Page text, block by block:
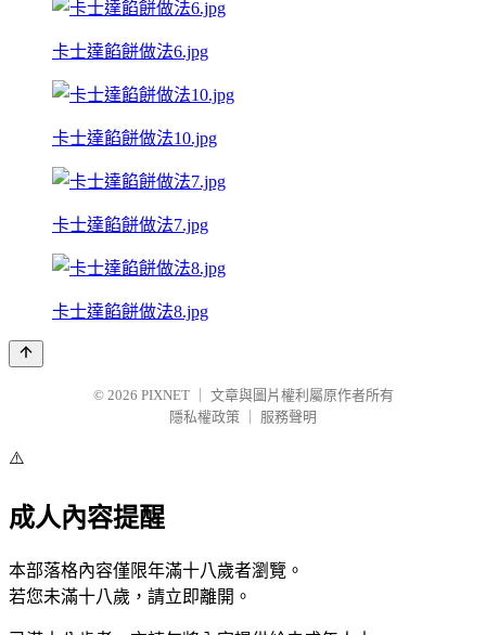
卡士達餡餅做法6.jpg
卡士達餡餅做法10.jpg
卡士達餡餅做法7.jpg
卡士達餡餅做法8.jpg
© 2026 PIXNET
文章與圖片權利屬原作者所有
隱私權政策
服務聲明
⚠️
成人內容提醒
本部落格內容僅限年滿十八歲者瀏覽。
若您未滿十八歲，請立即離開。